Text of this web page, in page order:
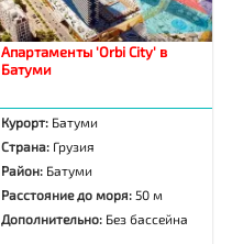
Апартаменты 'Orbi City' в
Батуми
Курорт: Батуми
Страна: Грузия
Район: Батуми
Расстояние до моря: 50 м
Дополнительно: Без бассейна